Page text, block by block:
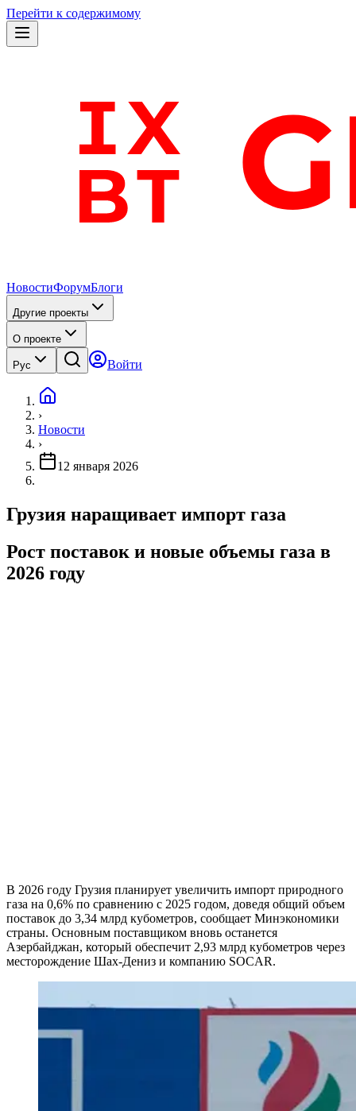
Перейти к содержимому
НовостиФорумБлоги
Другие проекты
О проекте
Рус Войти
›
Новости
›
12 января 2026
Грузия наращивает импорт газа
Рост поставок и новые объемы газа в
2026 году
В 2026 году Грузия планирует увеличить импорт природного
газа на 0,6% по сравнению с 2025 годом, доведя общий объем
поставок до 3,34 млрд кубометров, сообщает Минэкономики
страны. Основным поставщиком вновь останется
Азербайджан, который обеспечит 2,93 млрд кубометров через
месторождение Шах-Дениз и компанию SOCAR.